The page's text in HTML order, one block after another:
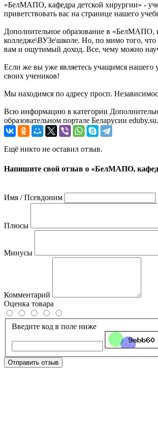
«БелМАПО, кафедра детской хирургии» -
приветствовать вас на странице нашего
Дополнительное образование в «БелМАПО,
колледже\ВУЗе\школе. Но, по мимо того,
вам и ощутимый доход. Все, чему можно
Если же вы уже являетесь учащимся нашего
своих учеников!
Мы находимся по адресу просп.
Всю информацию в категории
образовательном портале Беларусии eduby.su.
Ещё никто не оставил отзыв.
Напишите свой отзыв о «БелМАПО,
Имя / Псевдоним
Плюсы
Минусы
Комментарий
Оценка товара
Введите код в поле ниже
Отправить отзыв